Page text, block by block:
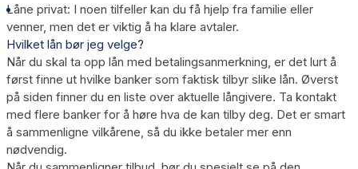
Låne privat: I noen tilfeller kan du få hjelp fra familie eller
venner, men det er viktig å ha klare avtaler.
Hvilket lån bør jeg velge?
Når du skal ta opp lån med betalingsanmerkning, er det lurt å
først finne ut hvilke banker som faktisk tilbyr slike lån. Øverst
på siden finner du en liste over aktuelle långivere. Ta kontakt
med flere banker for å høre hva de kan tilby deg. Det er smart
å sammenligne vilkårene, så du ikke betaler mer enn
nødvendig.